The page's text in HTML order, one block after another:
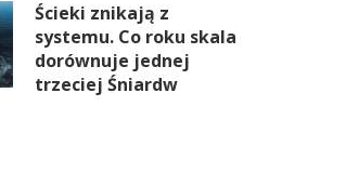
Ścieki znikają z
systemu. Co roku skala
dorównuje jednej
trzeciej Śniardw